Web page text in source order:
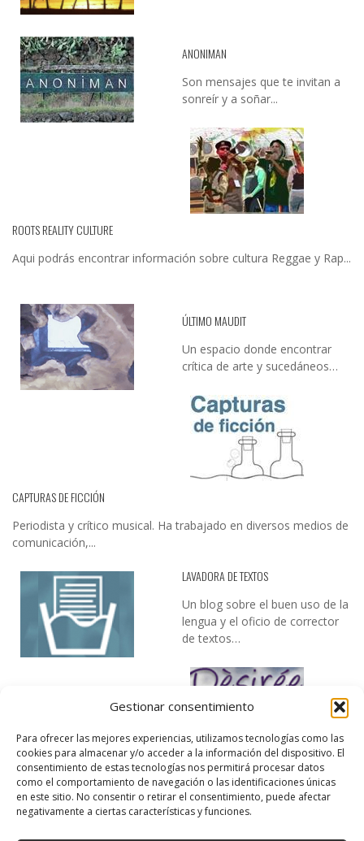
Gestionar consentimiento
Para ofrecer las mejores experiencias, utilizamos tecnologías como las
cookies para almacenar y/o acceder a la información del dispositivo. El
consentimiento de estas tecnologías nos permitirá procesar datos
como el comportamiento de navegación o las identificaciones únicas
en este sitio. No consentir o retirar el consentimiento, puede afectar
negativamente a ciertas características y funciones.
ANONIMAN
Son mensajes que te invitan a
sonreír y a soñar...
ROOTS REALITY CULTURE
Aqui podrás encontrar información sobre cultura Reggae y Rap...
ÚLTIMO MAUDIT
Un espacio donde encontrar
crítica de arte y sucedáneos…
CAPTURAS DE FICCIÓN
Periodista y crítico musical. Ha trabajado en diversos medios de
comunicación,...
LAVADORA DE TEXTOS
Un blog sobre el buen uso de la
lengua y el oficio de corrector
de textos…
DESIREE MARTÍN
…la realidad, es que cada día es más complicado realizar esos
temas…